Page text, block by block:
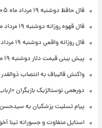
فال حافظ دوشنبه ۱۹ مرداد ماه ۱۴۰۵
فال قهوه روزانه دوشنبه ۱۹ مرداد ماه ۱۴۰۵
فال روزانه واقعی دوشنبه ۱۹ مرداد ۱۴۰۵
پیش‌ بینی قیمت دلار دوشنبه ۱۹ مرداد ۱۴۰۵
واکنش قالیباف به انتصاب ذوالقدر
دورهمی نوستالژیک بازیگران «ارباب حلقه‌ها»
پیام تسلیت پزشکیان به سیدحسن
استایل متفاوت و جسورانه تینا آخوندتبار در ۳۹